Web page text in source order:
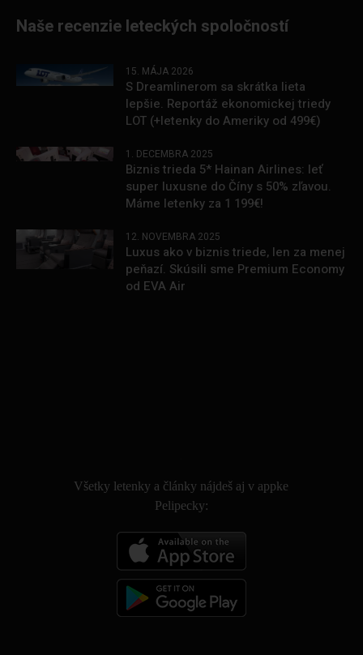
Naše recenzie leteckých spoločností
15. MÁJA 2026
S Dreamlinerom sa skrátka lieta
lepšie. Reportáž ekonomickej triedy
LOT (+letenky do Ameriky od 499€)
1. DECEMBRA 2025
Biznis trieda 5* Hainan Airlines: leť
super luxusne do Číny s 50% zľavou.
Máme letenky za 1 199€!
12. NOVEMBRA 2025
Luxus ako v biznis triede, len za menej
peňazí. Skúsili sme Premium Economy
od EVA Air
Všetky letenky a články nájdeš aj v appke
Pelipecky: